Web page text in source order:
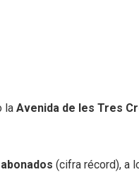
laAvenida de les Tres
(cifra récord), a